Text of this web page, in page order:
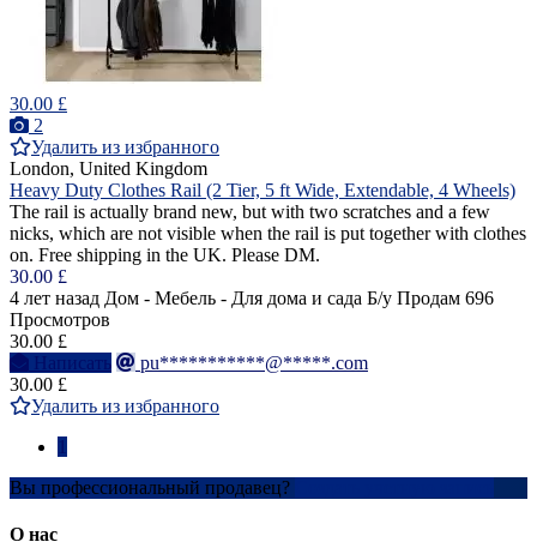
30.00 £
2
Удалить из избранного
London, United Kingdom
Heavy Duty Clothes Rail (2 Tier, 5 ft Wide, Extendable, 4 Wheels)
The rail is actually brand new, but with two scratches and a few
nicks, which are not visible when the rail is put together with clothes
on. Free shipping in the UK. Please DM.
30.00 £
4 лет назад Дом - Мебель - Для дома и сада Б/у Продам 696
Просмотров
30.00 £
Написать
pu***********@*****.com
30.00 £
Удалить из избранного
Вы профессиональный продавец?
О нас